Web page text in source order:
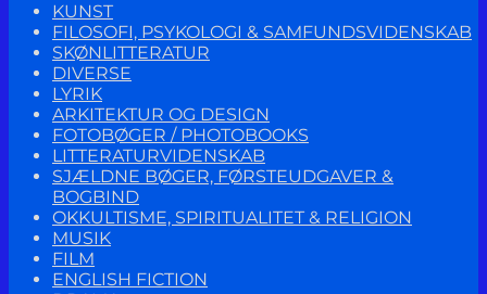
KUNST
FILOSOFI, PSYKOLOGI & SAMFUNDSVIDENSKAB
SKØNLITTERATUR
DIVERSE
LYRIK
ARKITEKTUR OG DESIGN
FOTOBØGER / PHOTOBOOKS
LITTERATURVIDENSKAB
SJÆLDNE BØGER, FØRSTEUDGAVER &
BOGBIND
OKKULTISME, SPIRITUALITET & RELIGION
MUSIK
FILM
ENGLISH FICTION